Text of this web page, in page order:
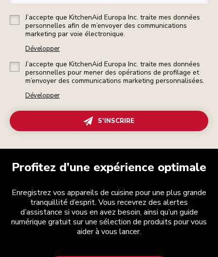
J’accepte que KitchenAid Europa Inc. traite mes données
personnelles afin de m’envoyer des communications
marketing par voie électronique.
Développer
J’accepte que KitchenAid Europa Inc. traite mes données
personnelles pour mener des opérations de profilage et
m’envoyer des communications marketing personnalisées.
Développer
S’INSCRIRE
Profitez d’une expérience optimale
Enregistrez vos appareils de cuisine pour une plus grande
tranquillité d’esprit. Vous recevrez des alertes
d’assistance si vous en avez besoin, ainsi qu’un guide
numérique gratuit sur une sélection de produits pour vous
aider à vous lancer.